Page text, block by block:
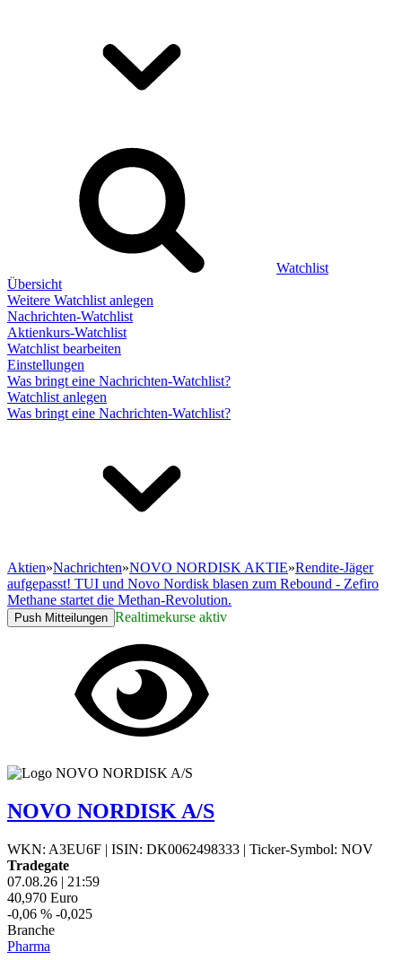
Watchlist
Übersicht
Weitere Watchlist anlegen
Nachrichten-Watchlist
Aktienkurs-Watchlist
Watchlist bearbeiten
Einstellungen
Was bringt eine Nachrichten-Watchlist?
Watchlist anlegen
Was bringt eine Nachrichten-Watchlist?
Aktien»Nachrichten»NOVO NORDISK AKTIE»Rendite-Jäger
aufgepasst! TUI und Novo Nordisk blasen zum Rebound - Zefiro
Methane startet die Methan-Revolution.
Push Mitteilungen Realtimekurse aktiv
NOVO NORDISK A/S
WKN: A3EU6F | ISIN: DK0062498333 | Ticker-Symbol: NOV
Tradegate
07.08.26 | 21:59
40,970 Euro
-0,06 % -0,025
Branche
Pharma